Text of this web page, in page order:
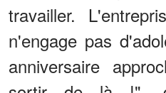
travailler.
n'engage pas
anniversaire